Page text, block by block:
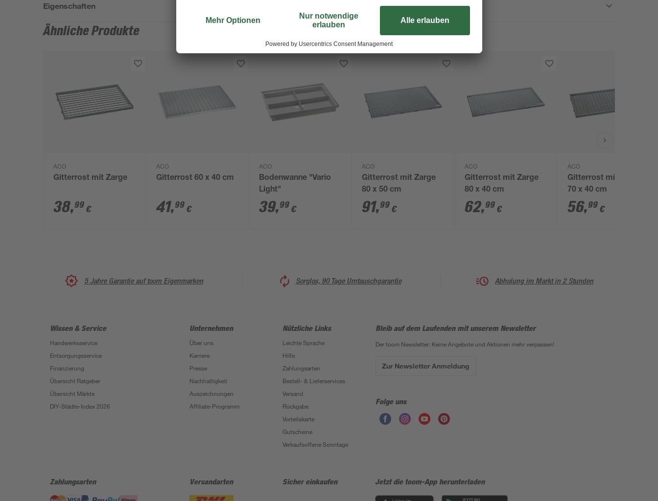
Eigenschaften
Ähnliche Produkte
ACO
Gitterrost mit Zarge
38,99 €
ACO
Gitterrost 60 x 40 cm
41,99 €
ACO
Bodenwanne "Vario
Light"
39,99 €
ACO
Gitterrost mit Zarge
80 x 50 cm
91,99 €
ACO
Gitterrost mit Zarge
80 x 40 cm
62,99 €
ACO
Gitterrost mit Zarge
70 x 40 cm
56,99 €
5 Jahre Garantie auf toom Eigenmarken Sorglos, 90 Tage Umtauschgarantie Abholung im Markt in 2 Stunden
Wissen & Service
Handwerksservice
Entsorgungsservice
Finanzierung
Übersicht Ratgeber
Übersicht Märkte
DIY-Städte-Index 2026
Unternehmen
Über uns
Karriere
Presse
Nachhaltigkeit
Auszeichnungen
Affiliate-Programm
Nützliche Links
Leichte Sprache
Hilfe
Zahlungsarten
Bestell- & Lieferservices
Versand
Rückgabe
Vorteilskarte
Gutscheine
Verkaufsoffene Sonntage
Bleib auf dem Laufenden mit unserem Newsletter
Der toom Newsletter: Keine Angebote und Aktionen mehr verpassen!
Zur Newsletter Anmeldung
Folge uns
Zahlungsarten Versandarten Sicher einkaufen Jetzt die toom-App herunterladen